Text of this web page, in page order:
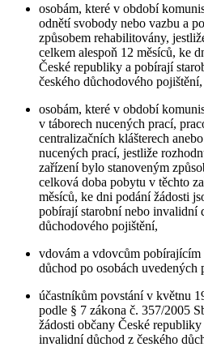
osobám, které v období
odnětí svobody nebo vazbu a
způsobem rehabilitovány,
celkem alespoň 12 měsíců, ke
České republiky a pobírají
českého důchodového pojištění,
osobám, které v období
v táborech nucených prací,
centralizačních klášterech
nucených prací, jestliže
zařízení bylo stanoveným
celková doba pobytu v těchto
měsíců, ke dni podání žádosti
pobírají starobní nebo invalidní
důchodového pojištění,
vdovám a vdovcům
důchod po osobách
účastníkům povstání v květnu
podle § 7 zákona č. 357/2005
žádosti občany České
invalidní důchod z českého